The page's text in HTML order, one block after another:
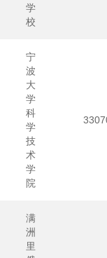
学
校
宁
波
大
学
科
学
技
术
学
院
满
洲
里